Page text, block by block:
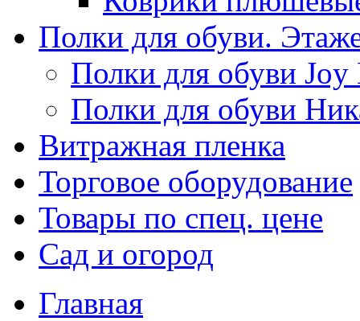
Полки для обуви.
Полки для обуви Joy
Полки для обуви
Витражная пленка
Торговое оборудование
Товары по спец. цене
Сад и огород
Главная